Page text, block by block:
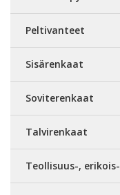
Peltivanteet
Sisärenkaat
Soviterenkaat
Talvirenkaat
Teollisuus-,